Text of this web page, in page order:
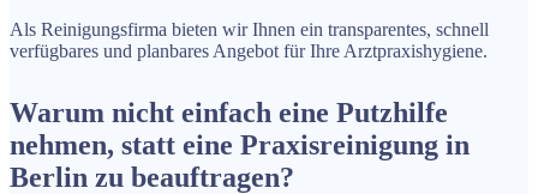
Als Reinigungsfirma bieten wir Ihnen ein transparentes, schnell
verfügbares und planbares Angebot für Ihre Arztpraxishygiene.
Warum nicht einfach eine Putzhilfe
nehmen, statt eine Praxisreinigung in
Berlin zu beauftragen?